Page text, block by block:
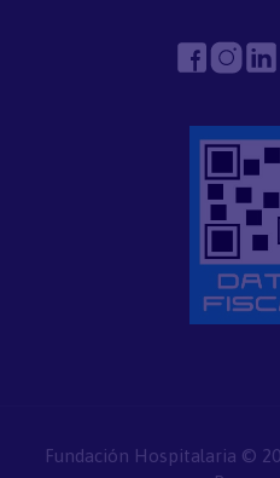
Fundación Hospitalaria ©